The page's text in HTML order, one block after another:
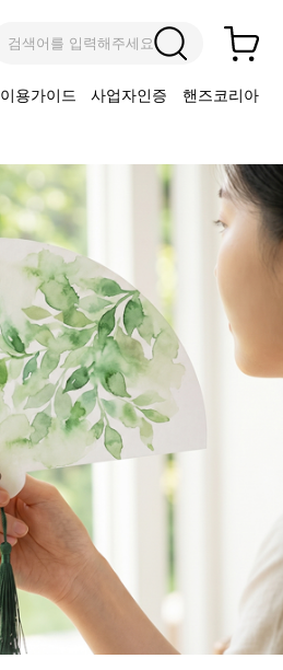
검색어를 입력해주세요
이용가이드 사업자인증 핸즈코리아